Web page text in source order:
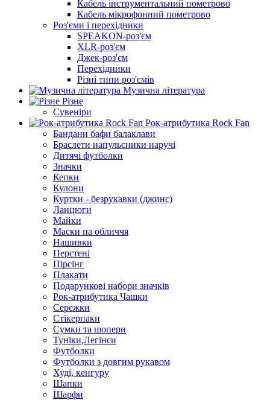
Кабель інструментальний пометрово
Кабель мікрофонний пометрово
Роз'єми і перехідники
SPEAKON-роз'єм
XLR-роз'єм
Джек-роз'єм
Перехідники
Різні типи роз'ємів
Музична література
Різне
Сувеніри
Рок-атрибутика Rock Fan
Бандани бафи балаклави
Браслети напульсники наручі
Дитячі футболки
Значки
Кепки
Кулони
Куртки - безрукавки (джинс)
Ланцюги
Майки
Маски на обличчя
Нашивки
Перстені
Пірсінг
Плакати
Подарункові набори значків
Рок-атрибутика Чашки
Сережки
Стікерпаки
Сумки та шопери
Туніки,Легінси
Футболки
Футболки з довгим рукавом
Худі, кенгуру
Шапки
Шарфи